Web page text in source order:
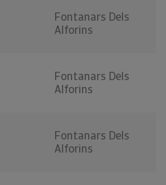
Fontanars Dels
Alforins
Fontanars Dels
Alforins
Fontanars Dels
Alforins